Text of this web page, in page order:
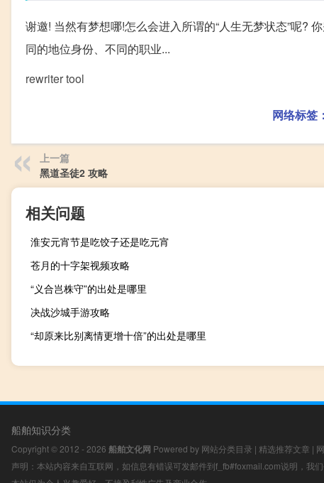
谢邀! 当然有梦想哪!怎么会进入所谓的“人生无梦状态”呢?
同的地位身份、不同的职业...
rewriter tool
网络标签：
上一篇
黑道圣徒2 攻略
相关问题
淮安元宵节是吃饺子还是吃元宵
苍月的十字架视频攻略
“义合岂株守”的出处是哪里
决战沙城手游攻略
“却原来比别离情更增十倍”的出处是哪里
船舶知识分类
Copyright © 2012 - 2026 船舶文化网 Powered by 网站分类目录 | 精选推荐文章 |
声明：本站内容来自互联网，如信息有错误可发邮件到f_fb#foxmail.com说明，我